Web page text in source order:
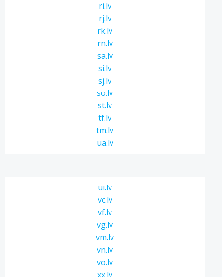
ri.lv
rj.lv
rk.lv
rn.lv
sa.lv
si.lv
sj.lv
so.lv
st.lv
tf.lv
tm.lv
ua.lv
ui.lv
vc.lv
vf.lv
vg.lv
vm.lv
vn.lv
vo.lv
xx.lv